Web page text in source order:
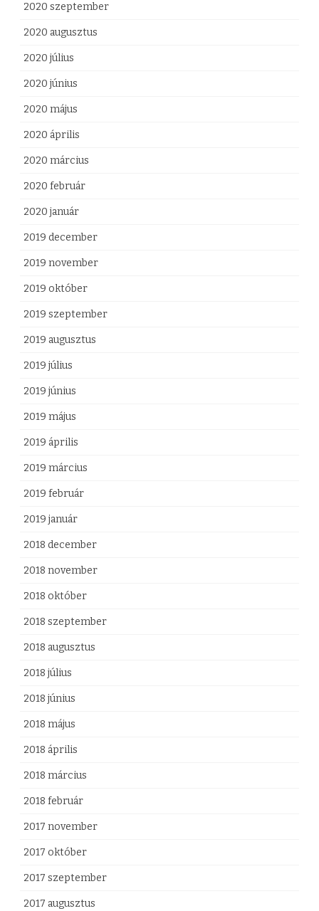
2020 szeptember
2020 augusztus
2020 július
2020 június
2020 május
2020 április
2020 március
2020 február
2020 január
2019 december
2019 november
2019 október
2019 szeptember
2019 augusztus
2019 július
2019 június
2019 május
2019 április
2019 március
2019 február
2019 január
2018 december
2018 november
2018 október
2018 szeptember
2018 augusztus
2018 július
2018 június
2018 május
2018 április
2018 március
2018 február
2017 november
2017 október
2017 szeptember
2017 augusztus